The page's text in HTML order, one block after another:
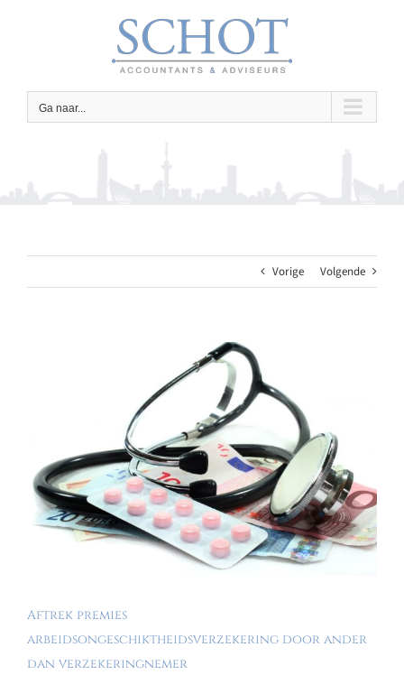
Ga naar...
Vorige Volgende
Aftrek premies
arbeidsongeschiktheidsverzekering door ander
dan verzekeringnemer